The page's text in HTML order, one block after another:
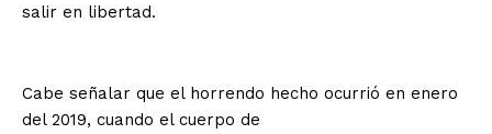
salir en libertad.
Cabe señalar que el horrendo hecho ocurrió en enero
del 2019, cuando el cuerpo de